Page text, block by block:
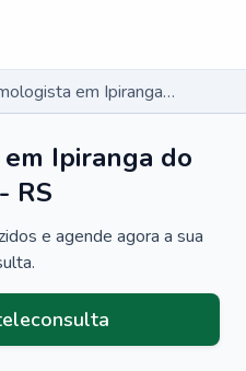
Pneumologista em Ipiranga do Sul - RS
Ipiranga do
RS
e agende agora a sua